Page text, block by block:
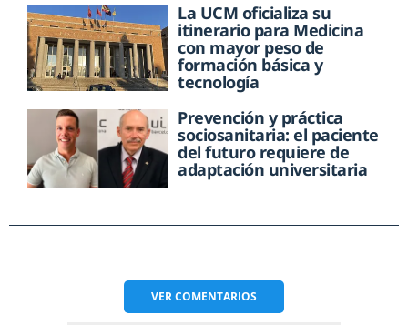
La UCM oficializa su
itinerario para Medicina
con mayor peso de
formación básica y
tecnología
Prevención y práctica
sociosanitaria: el paciente
del futuro requiere de
adaptación universitaria
VERCOMENTARIOS